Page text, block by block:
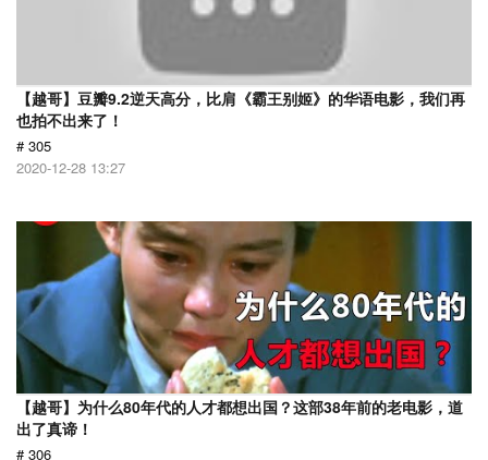
【越哥】豆瓣9.2逆天高分，比肩《霸王别姬》的华语电影，我们再
也拍不出来了！
# 305
2020-12-28 13:27
【越哥】为什么80年代的人才都想出国？这部38年前的老电影，道
出了真谛！
# 306